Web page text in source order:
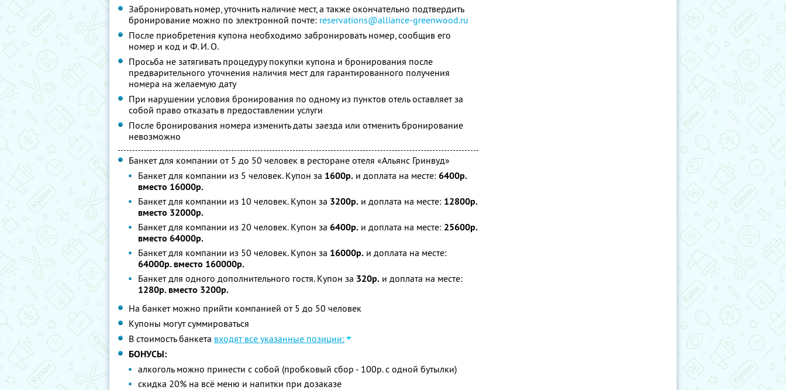
Забронировать номер, уточнить наличие мест, а также окончательно подтвердить
бронирование можно по электронной почте: reservations@alliance-greenwood.ru
После приобретения купона необходимо забронировать номер, сообщив его
номер и код и Ф. И. О.
Просьба не затягивать процедуру покупки купона и бронирования после
предварительного уточнения наличия мест для гарантированного получения
номера на желаемую дату
При нарушении условия бронирования по одному из пунктов отель оставляет за
собой право отказать в предоставлении услуги
После бронирования номера изменить даты заезда или отменить бронирование
невозможно
Банкет для компании от 5 до 50 человек в ресторане отеля «Альянс Гринвуд»
Банкет для компании из 5 человек. Купон за 1600р. и доплата на месте: 6400р.
вместо 16000р.
Банкет для компании из 10 человек. Купон за 3200р. и доплата на месте: 12800р.
вместо 32000р.
Банкет для компании из 20 человек. Купон за 6400р. и доплата на месте: 25600р.
вместо 64000р.
Банкет для компании из 50 человек. Купон за 16000р. и доплата на месте:
64000р. вместо 160000р.
Банкет для одного дополнительного гостя. Купон за 320р. и доплата на месте:
1280р. вместо 3200р.
На банкет можно прийти компанией от 5 до 50 человек
Купоны могут суммироваться
В стоимость банкета входят все указанные позиции:
БОНУСЫ:
алкоголь можно принести с собой (пробковый сбор - 100р. с одной бутылки)
скидка 20% на всё меню и напитки при дозаказе